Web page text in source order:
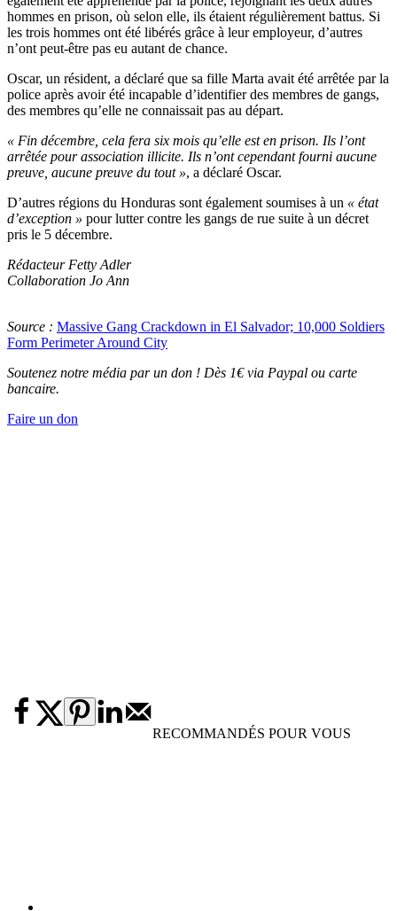
hommes en prison, où selon elle, ils étaient régulièrement battus. Si
les trois hommes ont été libérés grâce à leur employeur, d’autres
n’ont peut-être pas eu autant de chance.
Oscar, un résident, a déclaré que sa fille Marta avait été arrêtée par la
police après avoir été incapable d’identifier des membres de gangs,
des membres qu’elle ne connaissait pas au départ.
« Fin décembre, cela fera six mois qu’elle est en prison. Ils l’ont
arrêtée pour association illicite. Ils n’ont cependant fourni aucune
preuve, aucune preuve du tout », a déclaré Oscar.
D’autres régions du Honduras sont également soumises à un « état
d’exception » pour lutter contre les gangs de rue suite à un décret
pris le 5 décembre.
Rédacteur Fetty Adler
Collaboration Jo Ann
Source : Massive Gang Crackdown in El Salvador; 10,000 Soldiers
Form Perimeter Around City
Soutenez notre média par un don ! Dès 1€ via Paypal ou carte
bancaire.
Faire un don
RECOMMANDÉS POUR VOUS